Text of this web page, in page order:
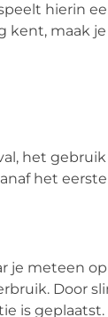
hierin
kent, maak je
het gebruik
het eerste
je meteen op
Door
is geplaatst.